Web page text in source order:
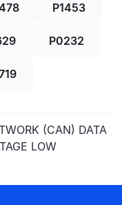
P1453
P0232
(CAN) DATA
LOW